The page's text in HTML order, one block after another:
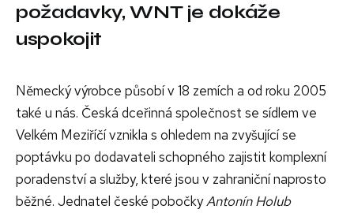
požadavky, WNT je dokáže
uspokojit
Německý výrobce působí v 18 zemích a od roku 2005
také u nás. Česká dceřinná společnost se sídlem ve
Velkém Meziříčí vznikla s ohledem na zvyšující se
poptávku po dodavateli schopného zajistit komplexní
poradenství a služby, které jsou v zahraniční naprosto
běžné. Jednatel české pobočkyAntonín Holub